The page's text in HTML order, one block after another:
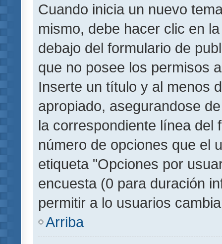
Cuando inicia un nuevo
mismo, debe hacer clic en
debajo del formulario de
que no posee los permisos
Inserte un título y al menos
apropiado, asegurandose
la correspondiente línea del
número de opciones que el
etiqueta "Opciones por
encuesta (0 para duración
permitir a lo usuarios
Arriba